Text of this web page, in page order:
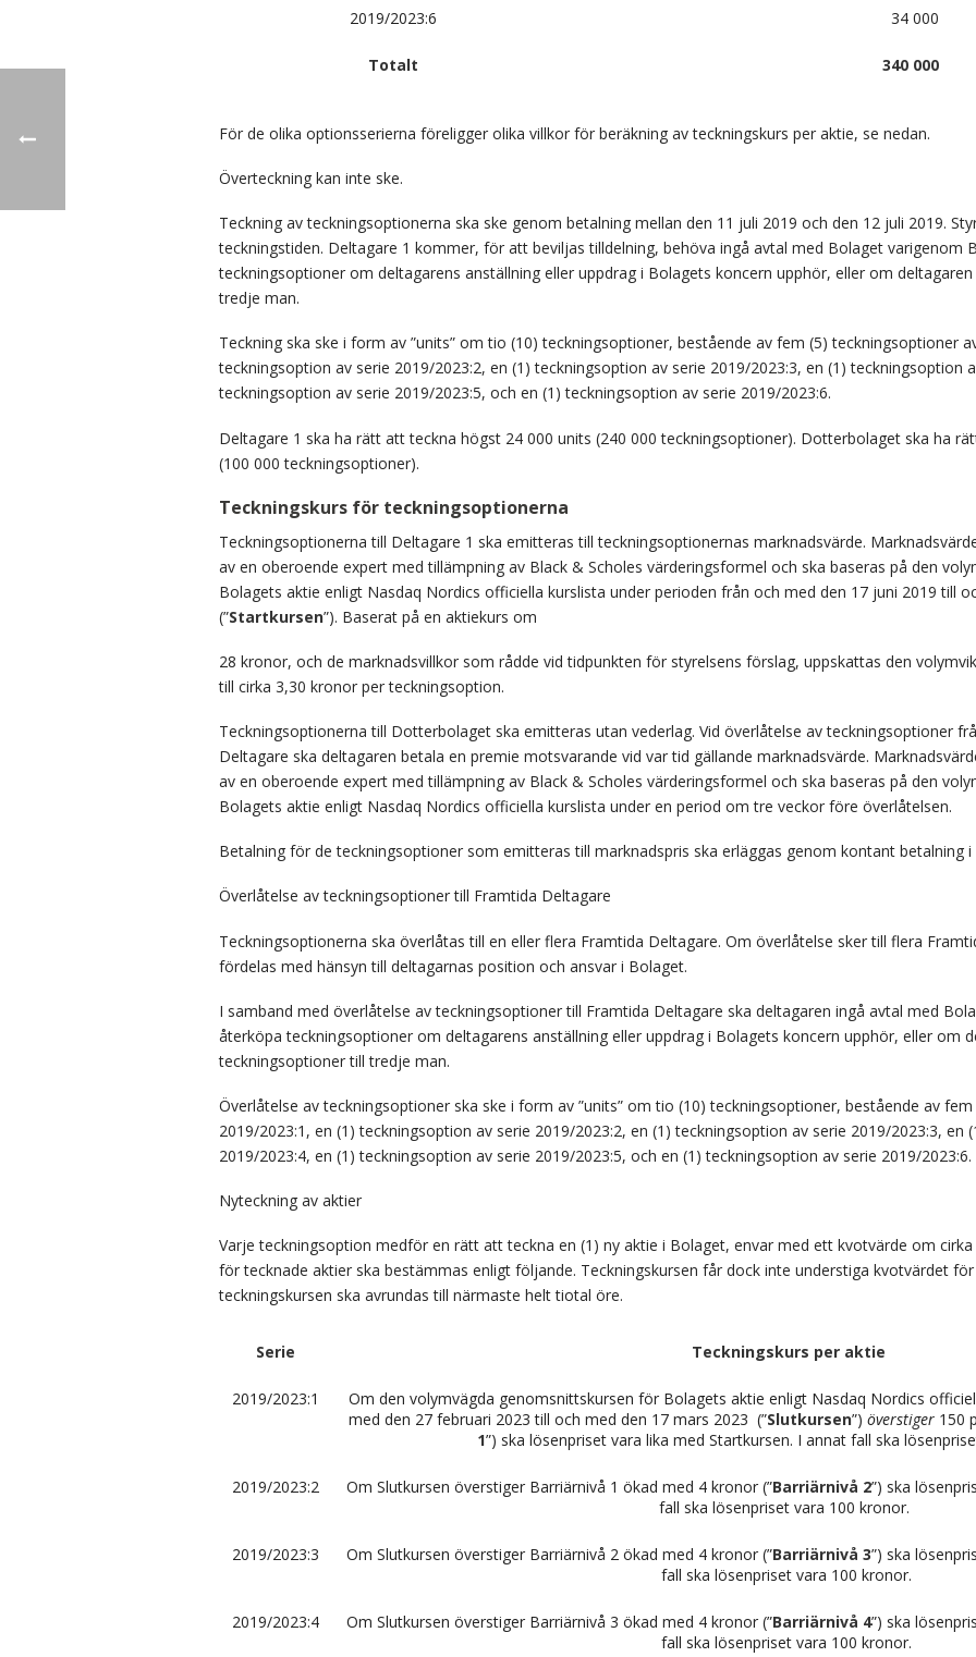
2019/2023:6 34 000
Totalt 340 000
För de olika optionsserierna föreligger olika villkor för beräkning av teckningskurs per aktie, se nedan.
Överteckning kan inte ske.
Teckning av teckningsoptionerna ska ske genom betalning mellan den 11 juli 2019 och den 12 juli 2019.
teckningstiden. Deltagare 1 kommer, för att beviljas tilldelning, behöva ingå avtal med Bolaget varigenom
teckningsoptioner om deltagarens anställning eller uppdrag i Bolagets koncern upphör, eller om
tredje man.
Teckning ska ske i form av ”units” om tio (10) teckningsoptioner, bestående av fem (5) teckningsoptioner
teckningsoption av serie 2019/2023:2, en (1) teckningsoption av serie 2019/2023:3, en (1) teckningsoption
teckningsoption av serie 2019/2023:5, och en (1) teckningsoption av serie 2019/2023:6.
Deltagare 1 ska ha rätt att teckna högst 24 000 units (240 000 teckningsoptioner). Dotterbolaget ska ha
(100 000 teckningsoptioner).
Teckningskurs för teckningsoptionerna
Teckningsoptionerna till Deltagare 1 ska emitteras till teckningsoptionernas marknadsvärde.
av en oberoende expert med tillämpning av Black & Scholes värderingsformel och ska baseras på den
Bolagets aktie enligt Nasdaq Nordics officiella kurslista under perioden från och med den 17 juni 2019 till
(”Startkursen”). Baserat på en aktiekurs om
28 kronor, och de marknadsvillkor som rådde vid tidpunkten för styrelsens förslag, uppskattas den
till cirka 3,30 kronor per teckningsoption.
Teckningsoptionerna till Dotterbolaget ska emitteras utan vederlag. Vid överlåtelse av teckningsoptioner
Deltagare ska deltagaren betala en premie motsvarande vid var tid gällande marknadsvärde.
av en oberoende expert med tillämpning av Black & Scholes värderingsformel och ska baseras på den
Bolagets aktie enligt Nasdaq Nordics officiella kurslista under en period om tre veckor före överlåtelsen.
Betalning för de teckningsoptioner som emitteras till marknadspris ska erläggas genom kontant betalning
Överlåtelse av teckningsoptioner till Framtida Deltagare
Teckningsoptionerna ska överlåtas till en eller flera Framtida Deltagare. Om överlåtelse sker till flera
fördelas med hänsyn till deltagarnas position och ansvar i Bolaget.
I samband med överlåtelse av teckningsoptioner till Framtida Deltagare ska deltagaren ingå avtal med
återköpa teckningsoptioner om deltagarens anställning eller uppdrag i Bolagets koncern upphör, eller om
teckningsoptioner till tredje man.
Överlåtelse av teckningsoptioner ska ske i form av ”units” om tio (10) teckningsoptioner, bestående av
2019/2023:1, en (1) teckningsoption av serie 2019/2023:2, en (1) teckningsoption av serie 2019/2023:3, en
2019/2023:4, en (1) teckningsoption av serie 2019/2023:5, och en (1) teckningsoption av serie 2019/2023:6.
Nyteckning av aktier
Varje teckningsoption medför en rätt att teckna en (1) ny aktie i Bolaget, envar med ett kvotvärde om
för tecknade aktier ska bestämmas enligt följande. Teckningskursen får dock inte understiga kvotvärdet
teckningskursen ska avrundas till närmaste helt tiotal öre.
Serie Teckningskurs per aktie
2019/2023:1
Om den volymvägda genomsnittskursen för Bolagets aktie enligt Nasdaq Nordics
med den 27 februari 2023 till och med den 17 mars 2023 (”Slutkursen”) överstiger150
1”) ska lösenpriset vara lika med Startkursen. I annat fall ska
2019/2023:2 Om Slutkursen överstiger Barriärnivå 1 ökad med 4 kronor (”Barriärnivå 2”) ska
fall ska lösenpriset vara 100 kronor.
2019/2023:3 Om Slutkursen överstiger Barriärnivå 2 ökad med 4 kronor (”Barriärnivå 3”) ska
fall ska lösenpriset vara 100 kronor.
2019/2023:4 Om Slutkursen överstiger Barriärnivå 3 ökad med 4 kronor (”Barriärnivå 4”) ska
fall ska lösenpriset vara 100 kronor.